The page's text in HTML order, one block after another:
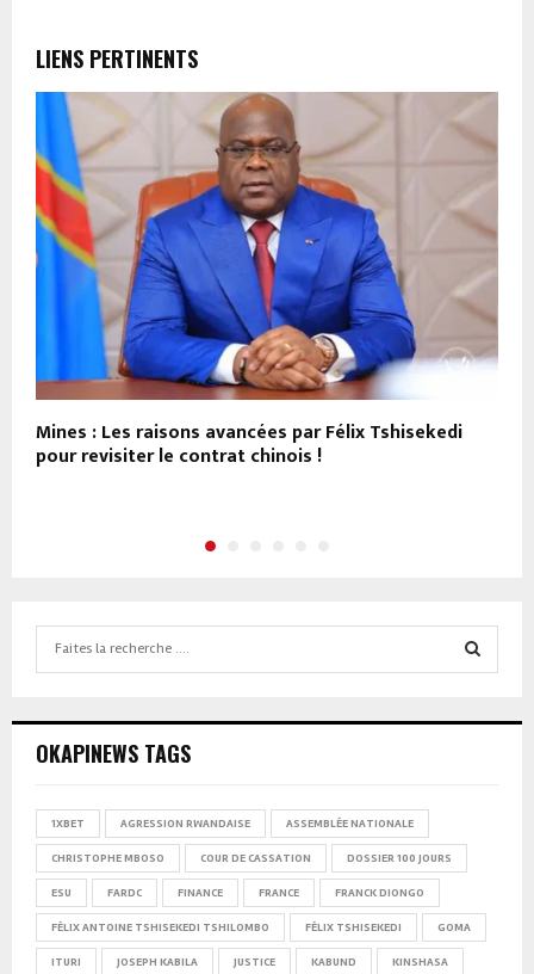
LIENS PERTINENTS
Mines : Les raisons avancées par Félix Tshisekedi
pour revisiter le contrat chinois !
OKAPINEWS TAGS
1XBET AGRESSION RWANDAISE ASSEMBLÉE NATIONALE
CHRISTOPHE MBOSO COUR DE CASSATION DOSSIER 100 JOURS
ESU FARDC FINANCE FRANCE FRANCK DIONGO
FÉLIX ANTOINE TSHISEKEDI TSHILOMBO FÉLIX TSHISEKEDI GOMA
ITURI JOSEPH KABILA JUSTICE KABUND KINSHASA